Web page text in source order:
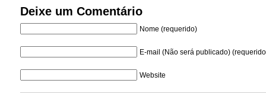
Deixe um Comentário
Nome (requerido)
E-mail (Não será publicado)
Website